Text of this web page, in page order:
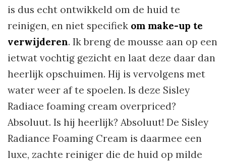
is dus echt ontwikkeld om de huid te
reinigen, en niet specifiek om make-up te
verwijderen. Ik breng de mousse aan op een
ietwat vochtig gezicht en laat deze daar dan
heerlijk opschuimen. Hij is vervolgens met
water weer af te spoelen. Is deze Sisley
Radiace foaming cream overpriced?
Absoluut. Is hij heerlijk? Absoluut! De Sisley
Radiance Foaming Cream is daarmee een
luxe, zachte reiniger die de huid op milde